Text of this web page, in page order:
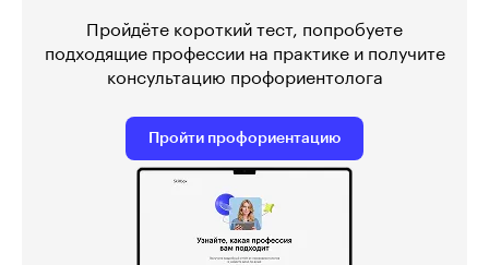
Пройдёте короткий тест, попробуете
подходящие профессии на практике и получите
консультацию профориентолога
Пройти профориентацию